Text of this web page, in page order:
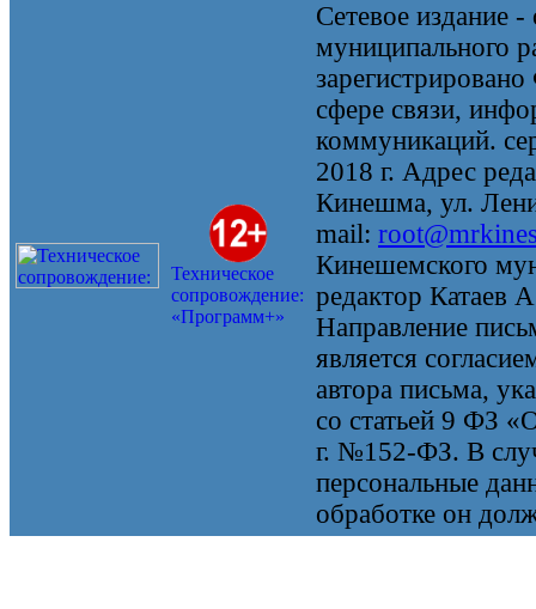
Техническое
сопровождение:
«Программ+»
Сетевое издание
муниципального
сфере связи,
коммуникаций.
2018 г. Адрес
Кинешма, ул.
mail:
Кинешемского
редактор Катаев
Направление
является
автора письма,
со статьей 9 ФЗ
г. №152-ФЗ. В
персональные
обработке он